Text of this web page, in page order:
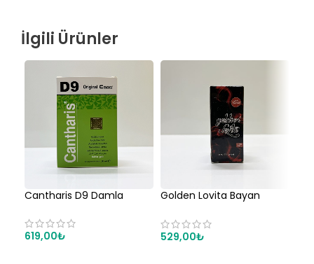
İlgili Ürünler
Cantharis D9 Damla
619,00₺
Golden Lovita Bayan
529,00₺